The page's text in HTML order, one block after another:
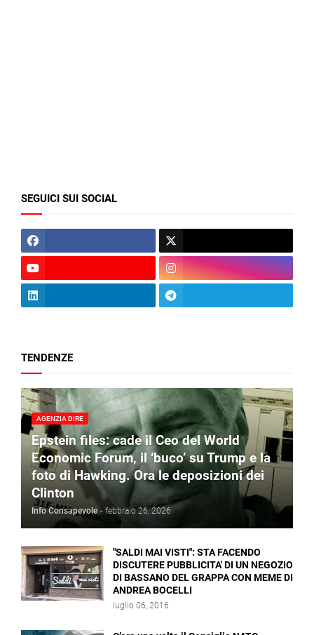
SEGUICI SUI SOCIAL
TENDENZE
AGENZIA DIRE
Epstein files: cade il Ceo del World
Economic Forum, il ‘buco’ su Trump e la
foto di Hawking. Ora le deposizioni dei
Clinton
Info Consapevole - febbraio 26, 2026
"SALDI MAI VISTI": STA FACENDO
DISCUTERE PUBBLICITA' DI UN NEGOZIO
DI BASSANO DEL GRAPPA CON MEME DI
ANDREA BOCELLI
luglio 06, 2016